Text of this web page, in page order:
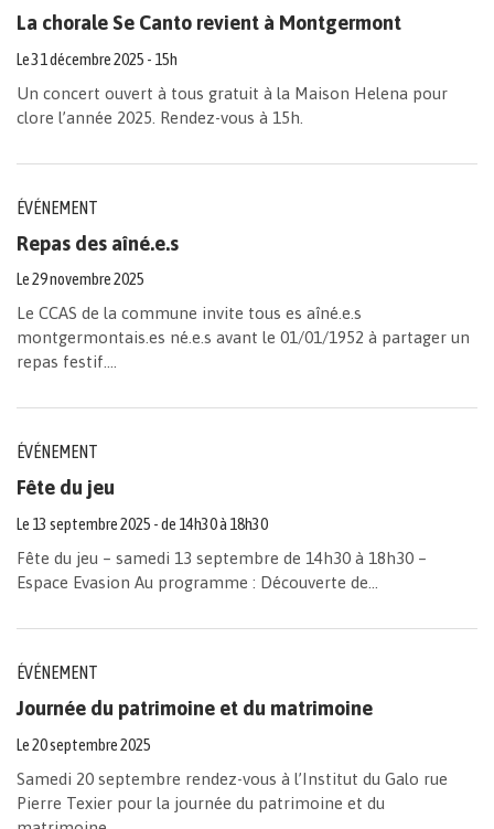
La chorale Se Canto revient à Montgermont
Le31décembre2025 - 15h
Un concert ouvert à tous gratuit à la Maison Helena pour
clore l’année 2025. Rendez-vous à 15h.
ÉVÉNEMENT
Repas des aîné.e.s
Le29novembre2025
Le CCAS de la commune invite tous es aîné.e.s
montgermontais.es né.e.s avant le 01/01/1952 à partager un
repas festif....
ÉVÉNEMENT
Fête du jeu
Le 13 septembre2025 - de 14h30 à 18h30
Fête du jeu – samedi 13 septembre de 14h30 à 18h30 –
Espace Evasion Au programme : Découverte de...
ÉVÉNEMENT
Journée du patrimoine et du matrimoine
Le20septembre2025
Samedi 20 septembre rendez-vous à l’Institut du Galo rue
Pierre Texier pour la journée du patrimoine et du